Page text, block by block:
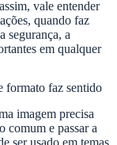
vale entender
quando faz
segurança, a
em qualquer
formato faz sentido
imagem precisa
comum e passar a
ser usado em temas